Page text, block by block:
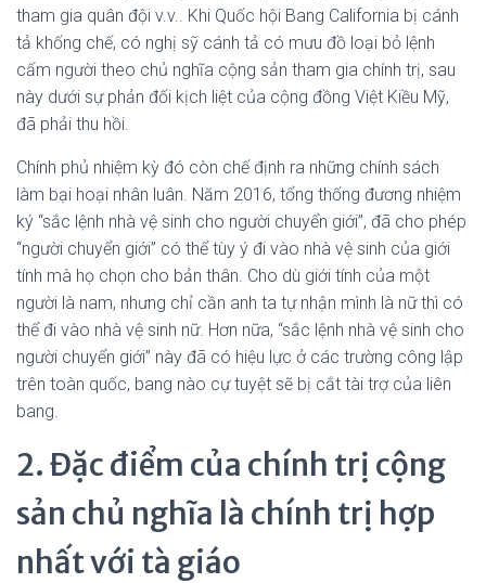
tham gia quân đội v.v.. Khi Quốc hội Bang California bị cánh
tả khống chế, có nghị sỹ cánh tả có mưu đồ loại bỏ lệnh
cấm người theo chủ nghĩa cộng sản tham gia chính trị, sau
này dưới sự phản đối kịch liệt của cộng đồng Việt Kiều Mỹ,
đã phải thu hồi.
Chính phủ nhiệm kỳ đó còn chế định ra những chính sách
làm bại hoại nhân luân. Năm 2016, tổng thống đương nhiệm
ký “sắc lệnh nhà vệ sinh cho người chuyển giới”, đã cho phép
“người chuyển giới” có thể tùy ý đi vào nhà vệ sinh của giới
tính mà họ chọn cho bản thân. Cho dù giới tính của một
người là nam, nhưng chỉ cần anh ta tự nhận mình là nữ thì có
thể đi vào nhà vệ sinh nữ. Hơn nữa, “sắc lệnh nhà vệ sinh cho
người chuyển giới” này đã có hiệu lực ở các trường công lập
trên toàn quốc, bang nào cự tuyệt sẽ bị cắt tài trợ của liên
bang.
2. Đặc điểm của chính trị cộng
sản chủ nghĩa là chính trị hợp
nhất với tà giáo